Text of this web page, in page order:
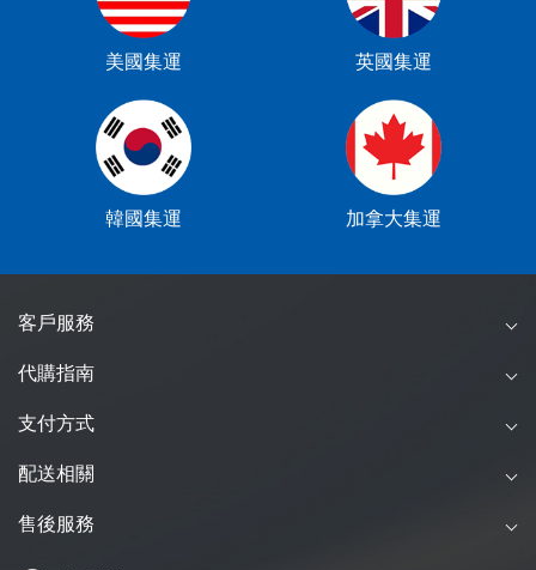
美國集運 英國集運
韓國集運 加拿大集運
客戶服務
代購指南
支付方式
配送相關
售後服務